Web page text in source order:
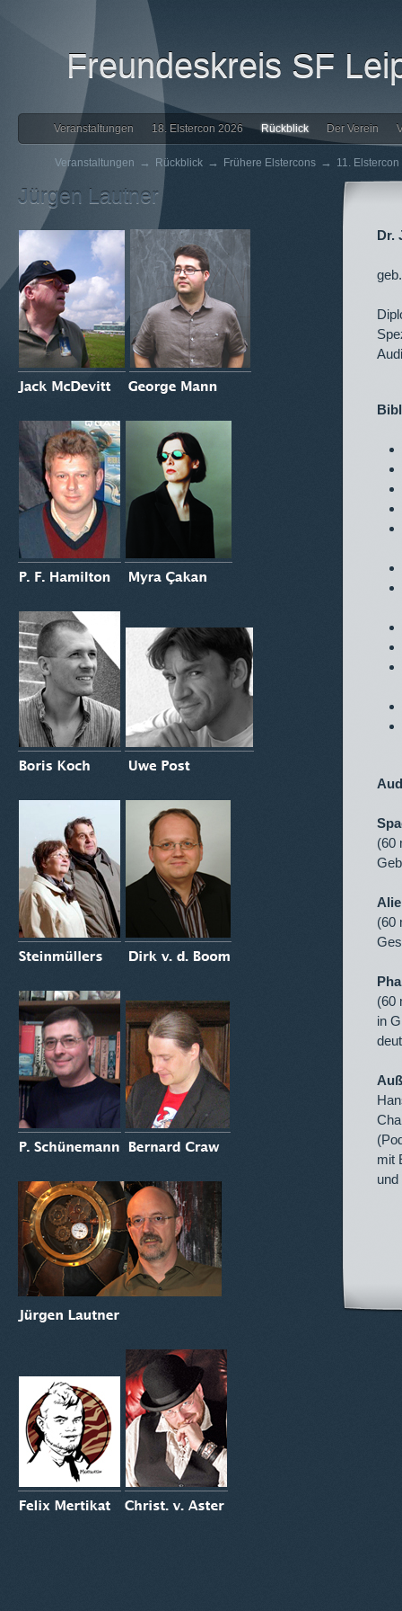
Freundeskreis SF
Veranstaltungen 18. Elstercon 2026 Rückblick Der Verein
Veranstaltungen → Rückblick → Frühere Elstercons → 11.
Dr.
(60
(60
(60
in
mit
Jürgen Lautner